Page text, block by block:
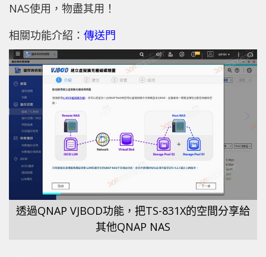
NAS使用，物盡其用！
相關功能介紹： 傳送門
透過QNAP VJBOD功能，把TS-831X的空間分享給
其他QNAP NAS